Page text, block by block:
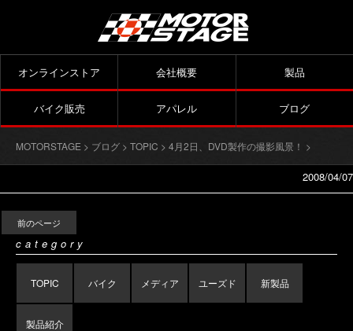
オンラインストア 会社概要 製品
バイク販売 アパレル ブログ
MOTORSTAGE > ブログ > TOPIC > 4月2日、DVD製作の撮影風景！ >
2008/04/07
前のページ
category
TOPIC バイク メディア ユーズド 新製品
製品紹介